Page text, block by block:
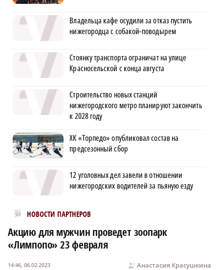
Владельца кафе осудили за отказ пустить
нижегородца с собакой-поводырем
Стоянку транспорта ограничат на улице
Красносельской с конца августа
Строительство новых станций
нижегородского метро планируют закончить
к 2028 году
ХК «Торпедо» опубликовал состав на
предсезонный сбор
12 уголовных дел завели в отношении
нижегородских водителей за пьяную езду
НОВОСТИ ПАРТНЕРОВ
Новости МирТесен
Акцию для мужчин проведет зоопарк
«Лимпопо» 23 февраля
Анастасия Красушкина
14:46, 06.02.2023